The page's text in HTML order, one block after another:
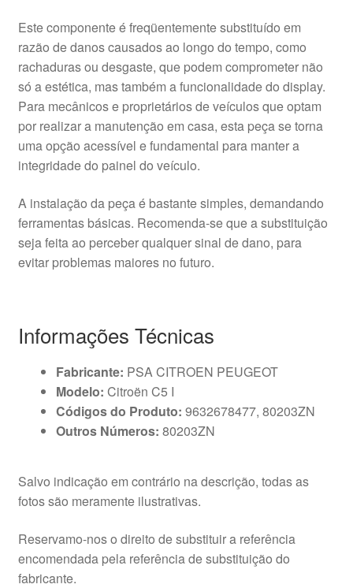
Este componente é freqüentemente substituído em
razão de danos causados ao longo do tempo, como
rachaduras ou desgaste, que podem comprometer não
só a estética, mas também a funcionalidade do display.
Para mecânicos e proprietários de veículos que optam
por realizar a manutenção em casa, esta peça se torna
uma opção acessível e fundamental para manter a
integridade do painel do veículo.
A instalação da peça é bastante simples, demandando
ferramentas básicas. Recomenda-se que a substituição
seja feita ao perceber qualquer sinal de dano, para
evitar problemas maiores no futuro.
Informações Técnicas
Fabricante: PSA CITROEN PEUGEOT
Modelo: Citroën C5 I
Códigos do Produto: 9632678477, 80203ZN
Outros Números: 80203ZN
Salvo indicação em contrário na descrição, todas as
fotos são meramente ilustrativas.
Reservamo-nos o direito de substituir a referência
encomendada pela referência de substituição do
fabricante.